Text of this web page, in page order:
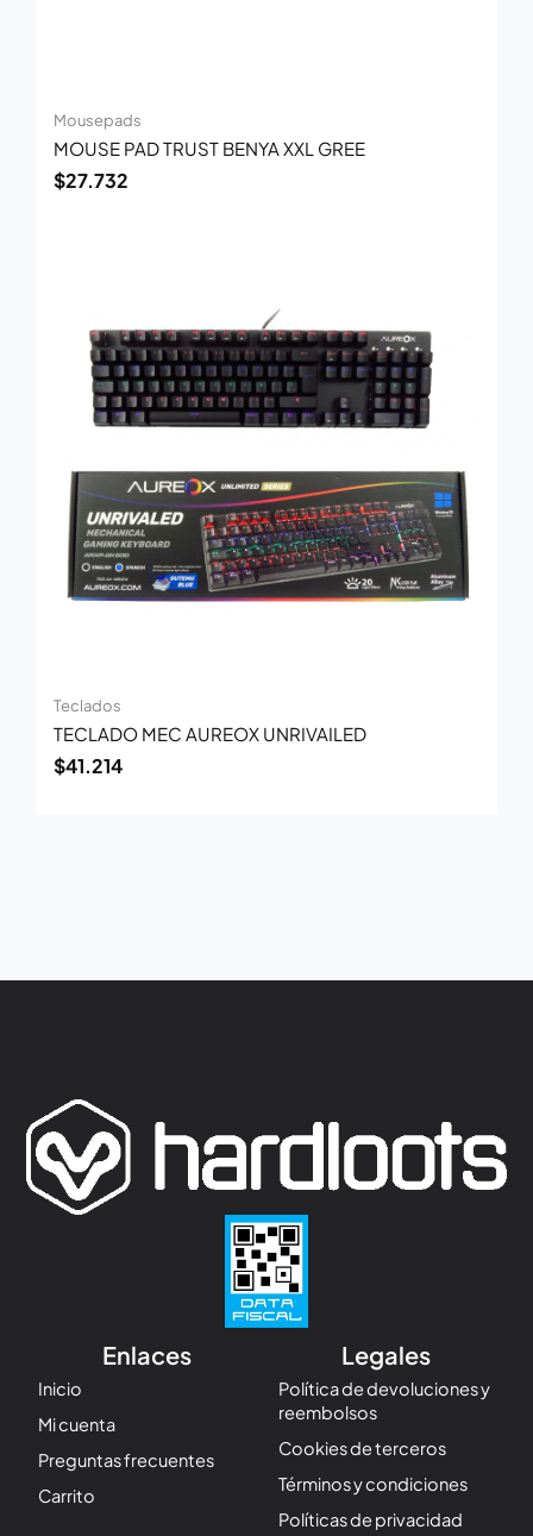
Mousepads
MOUSE PAD TRUST BENYA XXL GREE
$27.732
Teclados
TECLADO MEC AUREOX UNRIVAILED
$41.214
Enlaces
Inicio
Mi cuenta
Preguntas frecuentes
Carrito
Legales
Política de devoluciones y
reembolsos
Cookies de terceros
Términos y condiciones
Políticas de privacidad